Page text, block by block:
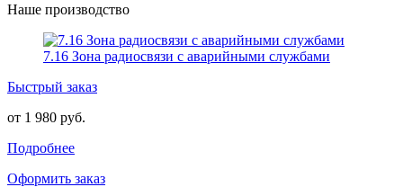
Наше производство
7.16 Зона радиосвязи с аварийными службами
Быстрый заказ
от 1 980 руб.
Подробнее
Оформить заказ